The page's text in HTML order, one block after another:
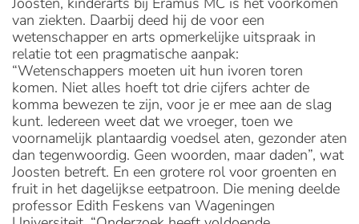
van ziekten. Daarbij deed hij de voor een
wetenschapper en arts opmerkelijke uitspraak in
relatie tot een pragmatische aanpak:
“Wetenschappers moeten uit hun ivoren toren
komen. Niet alles hoeft tot drie cijfers achter de
komma bewezen te zijn, voor je er mee aan de slag
kunt. Iedereen weet dat we vroeger, toen we
voornamelijk plantaardig voedsel aten, gezonder aten
dan tegenwoordig. Geen woorden, maar daden”, wat
Joosten betreft. En een grotere rol voor groenten en
fruit in het dagelijkse eetpatroon. Die mening deelde
professor Edith Feskens van Wageningen